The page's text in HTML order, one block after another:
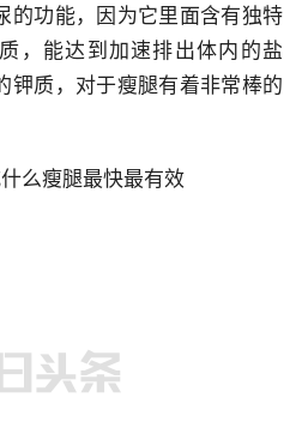
的功能，因为它里面含有独特
，能达到加速排出体内的盐
钾质，对于瘦腿有着非常棒的